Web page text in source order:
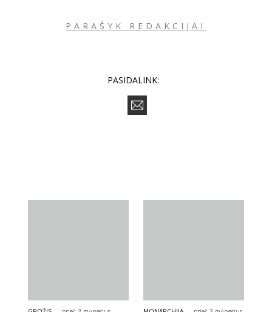
PARAŠYK REDAKCIJAI
PASIDALINK: